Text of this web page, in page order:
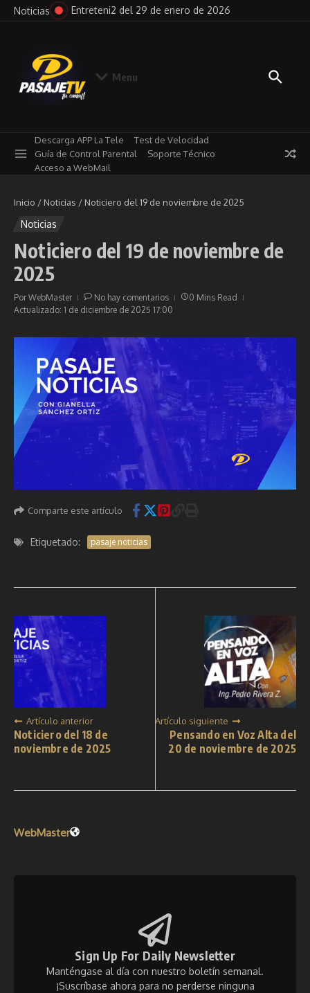
Saltar al contenido
Noticias
de enero de 2026 Pensando en Voz Alta del 29 de
Menu
Descarga APP La Tele
Test de Velocidad
Guía de Control Parental
Soporte Técnico
Acceso a WebMail
Inicio / Noticias / Noticiero del 19 de noviembre de 2025
Noticias
Noticiero del 19 de noviembre de
2025
PorWebMaster No hay comentarios
0 Mins Read
Actualizado: 1 de diciembre de 2025 17:00
Comparte este artículo
Etiquetado: pasaje noticias
Artículo anterior
Noticiero del 18 de
noviembre de 2025
Artículo siguiente
Pensando en Voz Alta del
20 de noviembre de 2025
WebMaster
Sign Up For Daily Newsletter
Manténgase al día con nuestro boletín semanal.
¡Suscríbase ahora para no perderse ninguna